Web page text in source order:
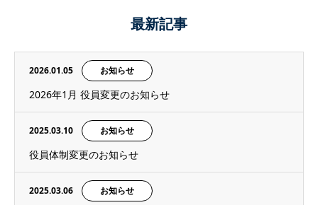
最新記事
2026.01.05 お知らせ
2026年1月 役員変更のお知らせ
2025.03.10 お知らせ
役員体制変更のお知らせ
2025.03.06 お知らせ